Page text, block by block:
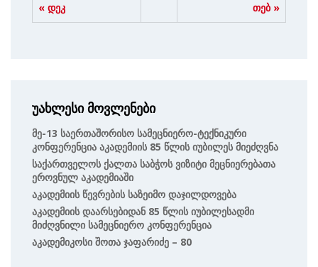
« დეკ თებ »
უახლესი მოვლენები
Მე-13 Საერთაშორისო Სამეცნიერო-Ტექნიკური
Კონფერენცია Აკადემიის 85 Წლის Იუბილეს Მიეძღვნა
Საქართველოს Ქალთა Საბჭოს Ვიზიტი Მეცნიერებათა
Ეროვნულ Აკადემიაში
Აკადემიის Წევრების Საზეიმო Დაჯილდოვება
Აკადემიის Დაარსებიდან 85 Წლის Იუბილესადმი
Მიძღვნილი Სამეცნიერო Კონფერენცია
Აკადემიკოსი Შოთა Ჯაფარიძე – 80